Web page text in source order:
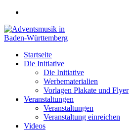
Zum
springen
Startseite
Die Initiative
Die Initiative
Werbematerialien
Vorlagen Plakate und Flyer
Veranstaltungen
Veranstaltungen
Veranstaltung einreichen
Videos